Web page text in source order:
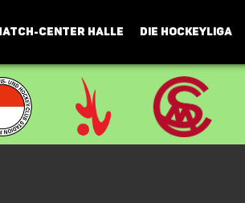
CENTER HALLE DIE HOCKEYLIGA